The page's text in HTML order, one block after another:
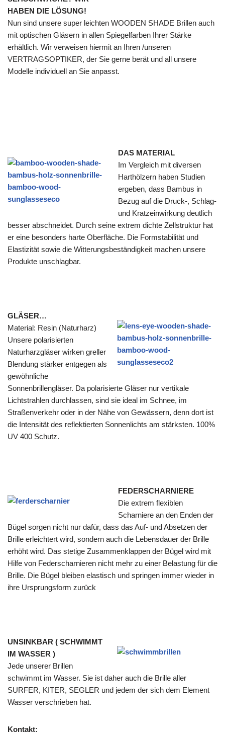
HABEN DIE LÖSUNG!
Nun sind unsere super leichten WOODEN SHADE Brillen auch
mit optischen Gläsern in allen Spiegelfarben Ihrer Stärke
erhältlich. Wir verweisen hiermit an Ihren /unseren
VERTRAGSOPTIKER, der Sie gerne berät und all unsere
Modelle individuell an Sie anpasst.
DAS MATERIAL
Im Vergleich mit diversen
Harthölzern haben Studien
ergeben, dass Bambus in
Bezug auf die Druck-, Schlag-
und Kratzeinwirkung deutlich
besser abschneidet. Durch seine extrem dichte Zellstruktur hat
er eine besonders harte Oberfläche. Die Formstabilität und
Elastizität sowie die Witterungsbeständigkeit machen unsere
Produkte unschlagbar.
GLÄSER…
Material: Resin (Naturharz)
Unsere polarisierten
Naturharzgläser wirken greller
Blendung stärker entgegen als
gewöhnliche
Sonnenbrillengläser. Da polarisierte Gläser nur vertikale
Lichtstrahlen durchlassen, sind sie ideal im Schnee, im
Straßenverkehr oder in der Nähe von Gewässern, denn dort ist
die Intensität des reflektierten Sonnenlichts am stärksten. 100%
UV 400 Schutz.
FEDERSCHARNIERE
Die extrem flexiblen
Scharniere an den Enden der
Bügel sorgen nicht nur dafür, dass das Auf- und Absetzen der
Brille erleichtert wird, sondern auch die Lebensdauer der Brille
erhöht wird. Das stetige Zusammenklappen der Bügel wird mit
Hilfe von Federscharnieren nicht mehr zu einer Belastung für die
Brille. Die Bügel bleiben elastisch und springen immer wieder in
ihre Ursprungsform zurück
UNSINKBAR ( SCHWIMMT
IM WASSER )
Jede unserer Brillen
schwimmt im Wasser. Sie ist daher auch die Brille aller
SURFER, KITER, SEGLER und jedem der sich dem Element
Wasser verschrieben hat.
Kontakt: